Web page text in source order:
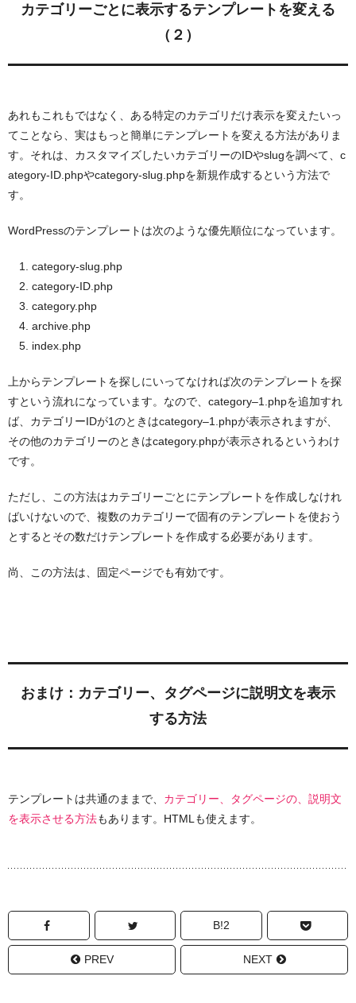
カテゴリーごとに表示するテンプレートを変える
（２）
あれもこれもではなく、ある特定のカテゴリだけ表示を変えたいっ
てことなら、実はもっと簡単にテンプレートを変える方法がありま
す。それは、カスタマイズしたいカテゴリーのIDやslugを調べて、c
ategory-ID.phpやcategory-slug.phpを新規作成するという方法で
す。
WordPressのテンプレートは次のような優先順位になっています。
category-slug.php
category-ID.php
category.php
archive.php
index.php
上からテンプレートを探しにいってなければ次のテンプレートを探
すという流れになっています。なので、category–1.phpを追加すれ
ば、カテゴリーIDが1のときはcategory–1.phpが表示されますが、
その他のカテゴリーのときはcategory.phpが表示されるというわけ
です。
ただし、この方法はカテゴリーごとにテンプレートを作成しなけれ
ばいけないので、複数のカテゴリーで固有のテンプレートを使おう
とするとその数だけテンプレートを作成する必要があります。
尚、この方法は、固定ページでも有効です。
おまけ：カテゴリー、タグページに説明文を表示
する方法
テンプレートは共通のままで、 カテゴリー、タグページの、説明文
を表示させる方法もあります。HTMLも使えます。
B!2
PREV NEXT